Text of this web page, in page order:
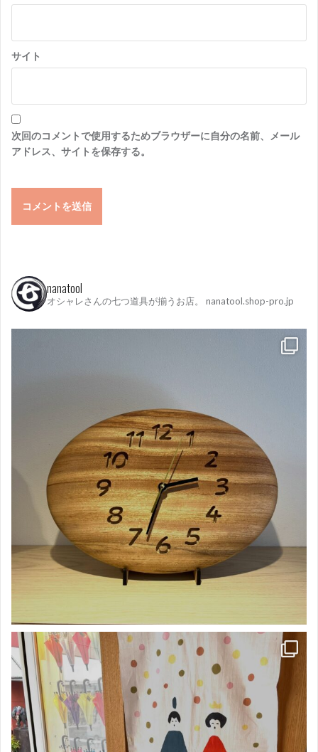
サイト
次回のコメントで使用するためブラウザーに自分の名前、メール
アドレス、サイトを保存する。
nanatool
オシャレさんの七つ道具が揃うお店。 nanatool.shop-pro.jp